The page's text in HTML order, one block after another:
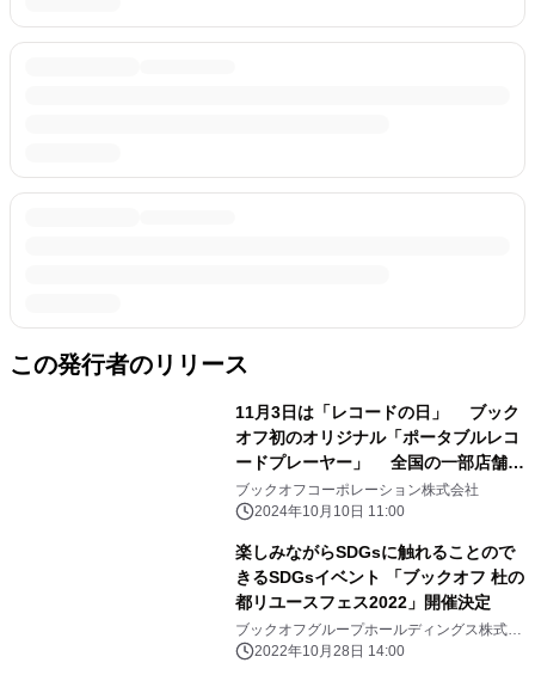
この発行者のリリース
11月3日は「レコードの日」 ブック
オフ初のオリジナル「ポータブルレコ
ードプレーヤー」 全国の一部店舗で
2024年11月3日に販売決定(数量限定)
ブックオフコーポレーション株式会社
2024年10月10日 11:00
楽しみながらSDGsに触れることので
きるSDGsイベント 「ブックオフ 杜の
都リユースフェス2022」開催決定
ブックオフグループホールディングス株式会
社 2022年10月28日 14:00